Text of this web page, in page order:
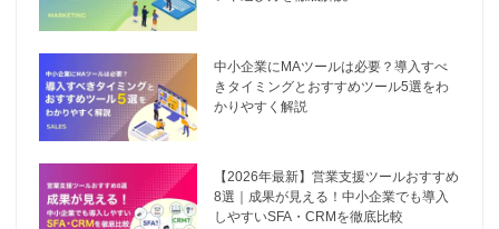
中小企業にMAツールは必要？導入すべ
きタイミングとおすすめツール5選をわ
かりやすく解説
【2026年最新】営業支援ツールおすすめ
8選｜成果が見える！中小企業でも導入
しやすいSFA・CRMを徹底比較